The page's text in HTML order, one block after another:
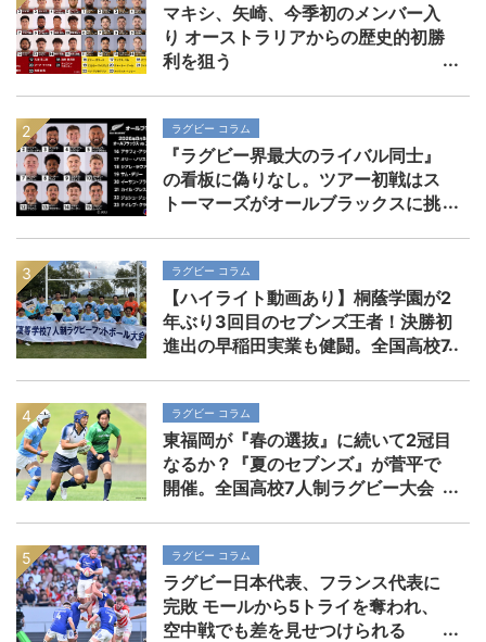
マキシ、矢崎、今季初のメンバー入
り オーストラリアからの歴史的初勝
利を狙う
ラグビー コラム
『ラグビー界最大のライバル同士』
の看板に偽りなし。ツアー初戦はス
トーマーズがオールブラックスに挑
ラグビー コラム
【ハイライト動画あり】桐蔭学園が2
年ぶり3回目のセブンズ王者！決勝初
進出の早稲田実業も健闘。全国高校7
ラグビー コラム
東福岡が『春の選抜』に続いて2冠目
なるか？『夏のセブンズ』が菅平で
開催。全国高校7人制ラグビー大会
ラグビー コラム
ラグビー日本代表、フランス代表に
完敗 モールから5トライを奪われ、
空中戦でも差を見せつけられる